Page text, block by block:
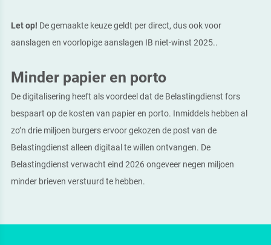
Let op! De gemaakte keuze geldt per direct, dus ook voor
aanslagen en voorlopige aanslagen IB niet-winst 2025..
Minder papier en porto
De digitalisering heeft als voordeel dat de Belastingdienst fors
bespaart op de kosten van papier en porto. Inmiddels hebben al
zo’n drie miljoen burgers ervoor gekozen de post van de
Belastingdienst alleen digitaal te willen ontvangen. De
Belastingdienst verwacht eind 2026 ongeveer negen miljoen
minder brieven verstuurd te hebben.